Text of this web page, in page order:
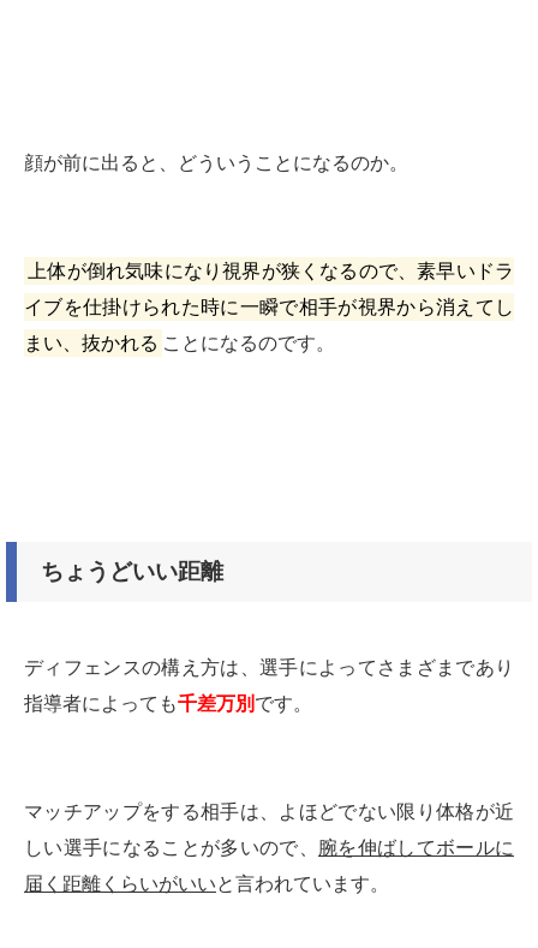
顔が前に出ると、どういうことになるのか。
上体が倒れ気味になり視界が狭くなるので、素早いドラ
イブを仕掛けられた時に一瞬で相手が視界から消えてし
まい、抜かれる ことになるのです。
ちょうどいい距離
ディフェンスの構え方は、選手によってさまざまであり
指導者によっても千差万別 です。
マッチアップをする相手は、よほどでない限り体格が近
しい選手になることが多いので、 腕を伸ばしてボールに
届く距離くらいがいいと言われています。